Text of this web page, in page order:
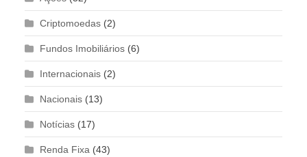
Criptomoedas (2)
Fundos Imobiliários (6)
Internacionais (2)
Nacionais (13)
Notícias (17)
Renda Fixa (43)